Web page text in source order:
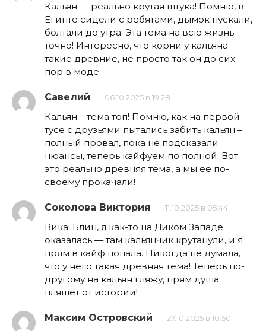
Кальян — реально крутая штука! Помню, в
Египте сидели с ребятами, дымок пускали,
болтали до утра. Эта тема на всю жизнь
точно! Интересно, что корни у кальяна
такие древние, не просто так он до сих
пор в моде.
Савелий 06.10.2025 в 19:28
Кальян – тема топ! Помню, как на первой
тусе с друзьями пытались забить кальян –
полный провал, пока не подсказали
нюансы, теперь кайфуем по полной. Вот
это реально древняя тема, а мы ее по-
своему прокачали!
Соколова Виктория 11.10.2025 в 05:44
Вика: Блин, я как-то на Диком Западе
оказалась — там кальянчик крутанули, и я
прям в кайф попала. Никогда не думала,
что у него такая древняя тема! Теперь по-
другому на кальян гляжу, прям душа
пляшет от истории!
Максим Островский 27.10.2025 в 10:50